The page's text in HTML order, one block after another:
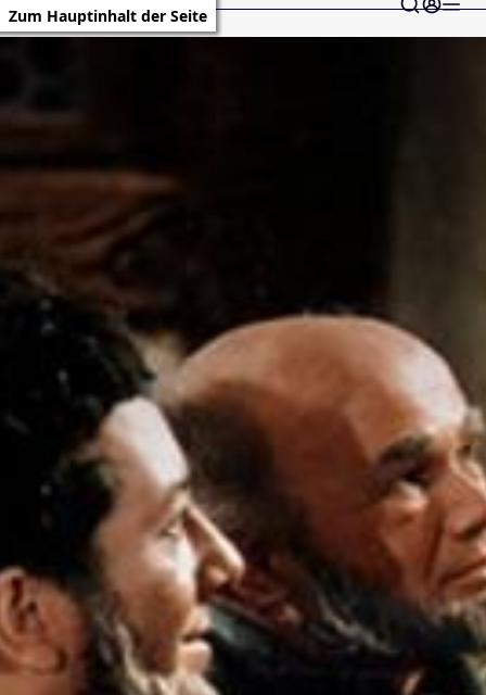
Zum Hauptinhalt der Seite